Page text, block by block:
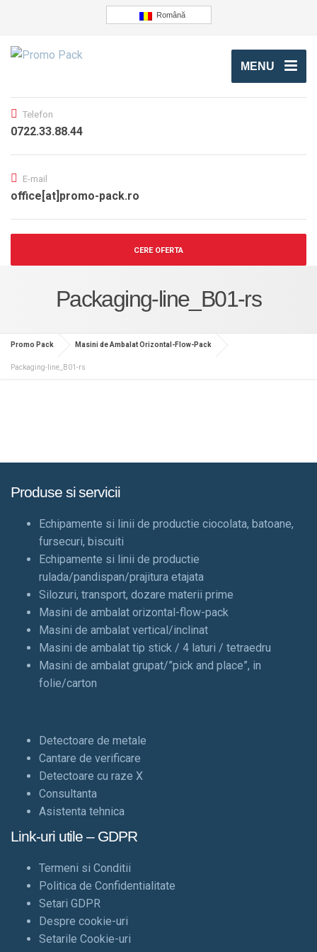
Română
MENU
Telefon
0722.33.88.44
E-mail
office[at]promo-pack.ro
CERE OFERTA
Packaging-line_B01-rs
Promo Pack Masini de Ambalat Orizontal-Flow-Pack
Packaging-line_B01-rs
Produse si servicii
Echipamente si linii de productie ciocolata, batoane,
fursecuri, biscuiti
Echipamente si linii de productie
rulada/pandispan/prajitura etajata
Silozuri, transport, dozare materii prime
Masini de ambalat orizontal-flow-pack
Masini de ambalat vertical/inclinat
Masini de ambalat tip stick / 4 laturi / tetraedru
Masini de ambalat grupat/”pick and place”, in
folie/carton
Detectoare de metale
Cantare de verificare
Detectoare cu raze X
Consultanta
Asistenta tehnica
Link-uri utile – GDPR
Termeni si Conditii
Politica de Confidentialitate
Setari GDPR
Despre cookie-uri
Setarile Cookie-uri